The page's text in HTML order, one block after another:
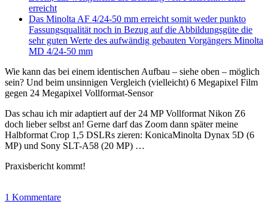
erreicht
Das Minolta AF 4/24-50 mm erreicht somit weder punkto
Fassungsqualität noch in Bezug auf die Abbildungsgüte die
sehr guten Werte des aufwändig gebauten Vorgängers Minolta
MD 4/24-50 mm
Wie kann das bei einem identischen Aufbau – siehe oben – möglich
sein? Und beim unsinnigen Vergleich (vielleicht) 6 Megapixel Film
gegen 24 Megapixel Vollformat-Sensor
Das schau ich mir adaptiert auf der 24 MP Vollformat Nikon Z6
doch lieber selbst an! Gerne darf das Zoom dann später meine
Halbformat Crop 1,5 DSLRs zieren: KonicaMinolta Dynax 5D (6
MP) und Sony SLT-A58 (20 MP) …
Praxisbericht kommt!
1 Kommentare